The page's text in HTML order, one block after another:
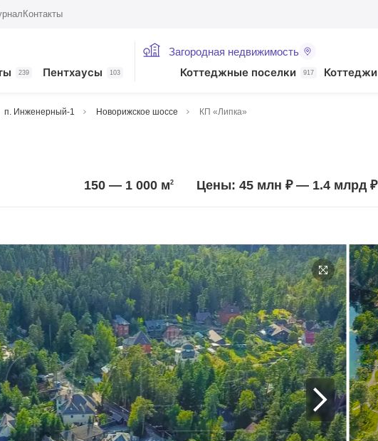
Контакты
239 Пентхаусы 103
Загородная недвижимость
Коттеджные поселки 917 Коттеджи
п. Инженерный-1 Новорижское шоссе КП «Липка»
Цены: 45 млн ₽ — 1.4 млрд ₽
150 — 1 000 м2